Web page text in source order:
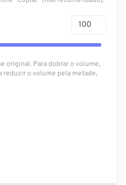
original. Para dobrar o volume,
reduzir o volume pela metade,